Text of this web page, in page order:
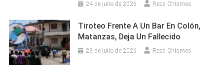
24 de julio de 2026 Repa Chismes
Tiroteo Frente A Un Bar En Colón,
Matanzas, Deja Un Fallecido
23 de julio de 2026 Repa Chismes